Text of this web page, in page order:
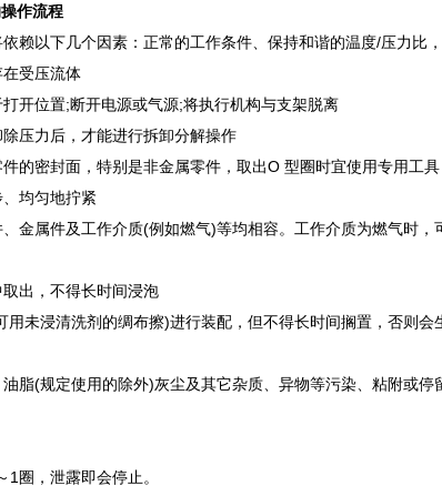
作流程
赖以下几个因素：正常的工作条件、保持和谐的温度/压力比
受压流体
开位置;断开电源或气源;将执行机构与支架脱离
压力后，才能进行拆卸分解操作
的密封面，特别是非金属零件，取出O 型圈时宜使用专用工具
均匀地拧紧
金属件及工作介质(例如燃气)等均相容。工作介质为燃气时，
出，不得长时间浸泡
未浸清洗剂的绸布擦)进行装配，但不得长时间搁置，否则会
脂(规定使用的除外)灰尘及其它杂质、异物等污染、粘附或
圈，泄露即会停止。